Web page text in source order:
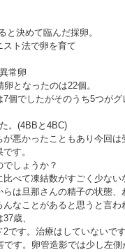
と決めて臨んだ採卵。
ト法で卵を育て
常卵
となったのは22個。
7個でしたがそのうち5つが
。(4BBと4BC)
が悪かったこともあり今回
す。
しょうか？
べて凍結数がすごく少ない
は旦那さんの精子の状態、
なことがあると思うと言わ
歳、
です。治療はしていないです
です。卵管造影では少し左側